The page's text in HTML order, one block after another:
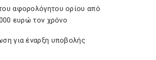
αφορολόγητου ορίου από
ευρώ τον χρόνο
για έναρξη υποβολής